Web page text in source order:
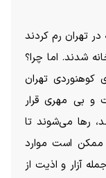
در تهران رم کردند
شدند. اما چرا؟
کوهنوردی تهران
و بی مهری قرار
رها می‌شوند تا
ممکن است موارد
آزار و اذیت از